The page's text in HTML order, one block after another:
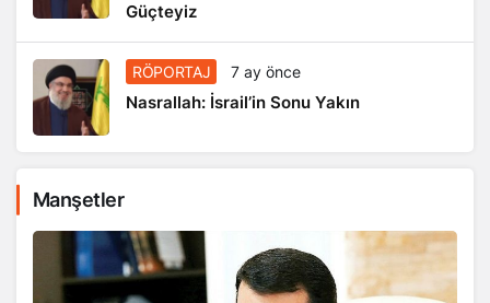
Güçteyiz
RÖPORTAJ 7 ay önce
Nasrallah: İsrail’in Sonu Yakın
Manşetler